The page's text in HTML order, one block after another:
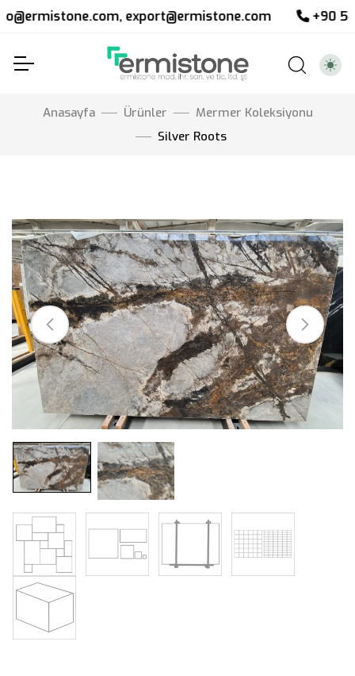
export@ermistone.com +90 542 374 24
Anasayfa Ürünler
Mermer Koleksiyonu
Silver Roots